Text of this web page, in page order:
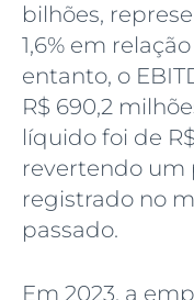
bilhões,
1,6% em
entanto, o
R$ 690,2
líquido foi de
revertendo um
registrado no
passado.
Em 2023, a